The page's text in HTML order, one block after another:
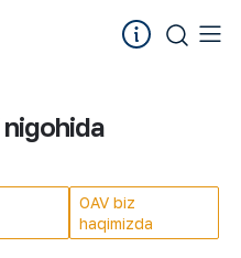
OAV biz
haqimizda